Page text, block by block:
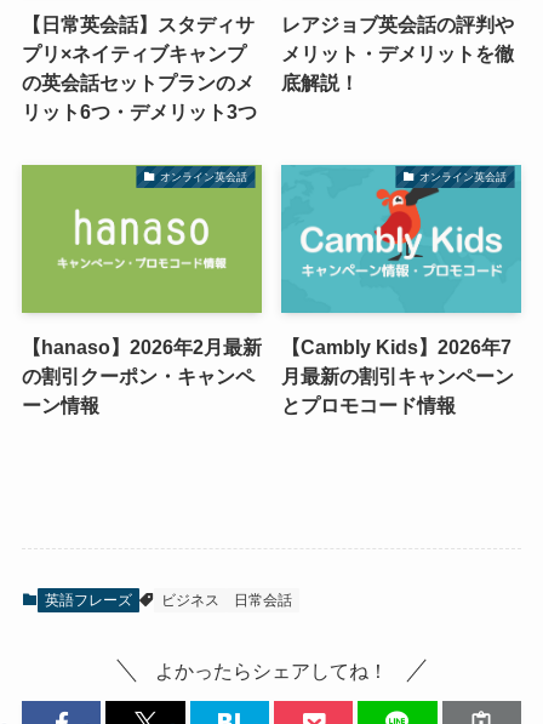
【日常英会話】スタディサ
プリ×ネイティブキャンプ
の英会話セットプランのメ
リット6つ・デメリット3つ
レアジョブ英会話の評判や
メリット・デメリットを徹
底解説！
オンライン英会話
【hanaso】2026年2月最新
の割引クーポン・キャンペ
ーン情報
オンライン英会話
【Cambly Kids】2026年7
月最新の割引キャンペーン
とプロモコード情報
英語フレーズ ビジネス 日常会話
よかったらシェアしてね！